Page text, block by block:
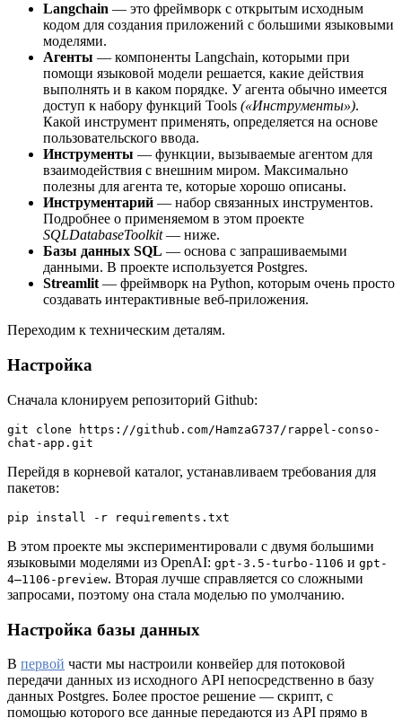
Langchain ― это фреймворк с открытым исходным
кодом для создания приложений с большими языковыми
моделями.
Агенты ― компоненты Langchain, которыми при
помощи языковой модели решается, какие действия
выполнять и в каком порядке. У агента обычно имеется
доступ к набору функций Tools («Инструменты»).
Какой инструмент применять, определяется на основе
пользовательского ввода.
Инструменты ― функции, вызываемые агентом для
взаимодействия с внешним миром. Максимально
полезны для агента те, которые хорошо описаны.
Инструментарий ― набор связанных инструментов.
Подробнее о применяемом в этом проекте
SQLDatabaseToolkit― ниже.
Базы данных SQL ― основа с запрашиваемыми
данными. В проекте используется Postgres.
Streamlit― фреймворк на Python, которым очень просто
создавать интерактивные веб-приложения.
Переходим к техническим деталям.
Настройка
Сначала клонируем репозиторий Github:
git clone https://github.com/HamzaG737/rappel-conso-
chat-app.git
Перейдя в корневой каталог, устанавливаем требования для
пакетов:
pip install -r requirements.txt
В этом проекте мы экспериментировали с двумя большими
языковыми моделями из OpenAI: gpt-3.5-turbo-1106 и gpt-
4–1106-preview. Вторая лучше справляется со сложными
запросами, поэтому она стала моделью по умолчанию.
Настройка базы данных
В первой части мы настроили конвейер для потоковой
передачи данных из исходного API непосредственно в базу
данных Postgres. Более простое решение ― скрипт, с
помощью которого все данные передаются из API прямо в